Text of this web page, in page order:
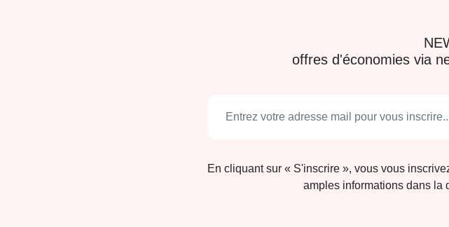
offres d'économies via
En cliquant sur « S'inscrire », vous vous
amples informations dans la